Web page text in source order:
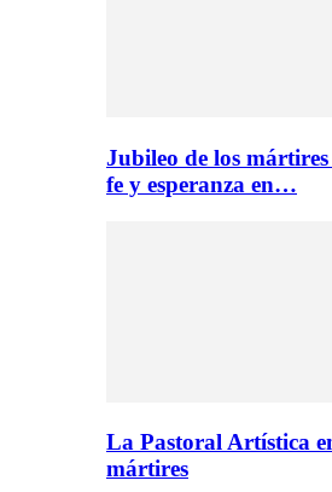
Jubileo de los
fe y esperanza en…
La Pastoral Artística
mártires